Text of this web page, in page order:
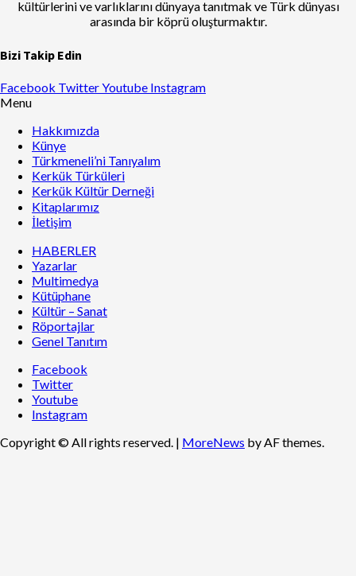
kültürlerini ve varlıklarını dünyaya tanıtmak ve Türk dünyası
arasında bir köprü oluşturmaktır.
Bizi Takip Edin
Facebook TwitterYoutube Instagram
Menu
Hakkımızda
Künye
Türkmeneli’ni Tanıyalım
Kerkük Türküleri
Kerkük Kültür Derneği
Kitaplarımız
İletişim
HABERLER
Yazarlar
Multimedya
Kütüphane
Kültür – Sanat
Röportajlar
Genel Tanıtım
Facebook
Twitter
Youtube
Instagram
Copyright © All rights reserved. | MoreNews by AF themes.